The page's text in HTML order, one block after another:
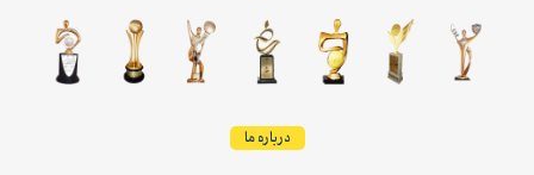
درباره ما